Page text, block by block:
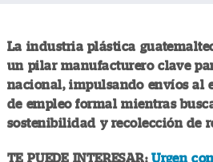
La industria plástica
un pilar manufacturero clave
nacional, impulsando envíos al
de empleo formal mientras
sostenibilidad y recolección de
TE PUEDE INTERESAR:Urgen